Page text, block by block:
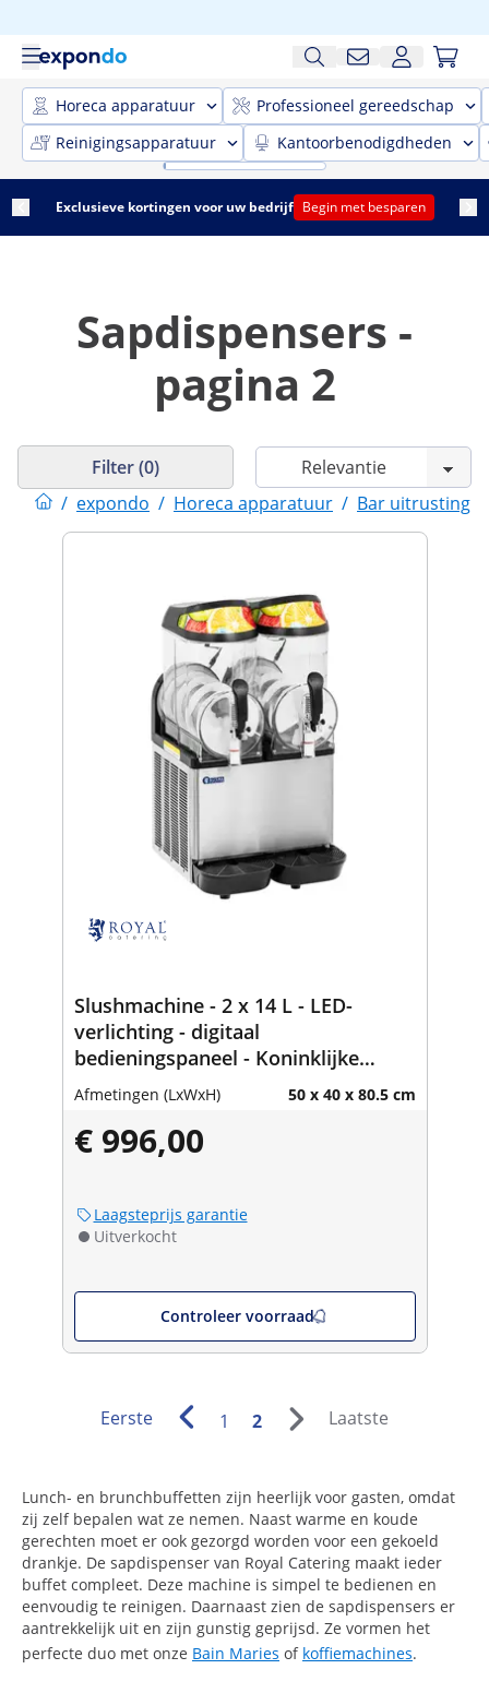
Horeca apparatuur
Professioneel gereedschap
Reinigingsapparatuur
Kantoorbenodigdheden
Exclusieve kortingen voor uw bedrijf Begin met besparen
Sapdispensers -
pagina 2
/ expondo / Horeca apparatuur / Bar uitrusting
Filter (0)
Slushmachine - 2 x 14 L - LED-
verlichting - digitaal
bedieningspaneel - Koninklijke
Horeca
Afmetingen (LxWxH) 50 x 40 x 80.5 cm
€ 996,00
Laagsteprijs garantie
Uitverkocht
Controleer voorraad
Eerste 1 2 Laatste
Lunch- en brunchbuffetten zijn heerlijk voor gasten, omdat
zij zelf bepalen wat ze nemen. Naast warme en koude
gerechten moet er ook gezorgd worden voor een gekoeld
drankje. De sapdispenser van Royal Catering maakt ieder
buffet compleet. Deze machine is simpel te bedienen en
eenvoudig te reinigen. Daarnaast zien de sapdispensers er
aantrekkelijk uit en zijn gunstig geprijsd. Ze vormen het
perfecte duo met onze Bain Maries of koffiemachines.